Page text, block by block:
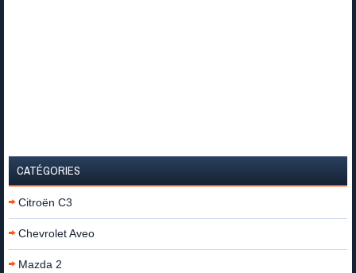
CATÉGORIES
Citroën C3
Chevrolet Aveo
Mazda 2